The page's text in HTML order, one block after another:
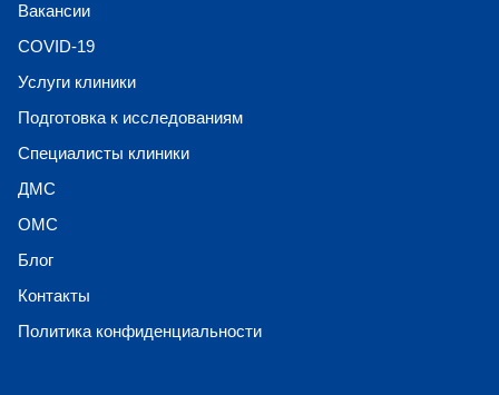
Вакансии
COVID-19
Услуги клиники
Подготовка к исследованиям
Специалисты клиники
ДМС
ОМС
Блог
Контакты
Политика конфиденциальности